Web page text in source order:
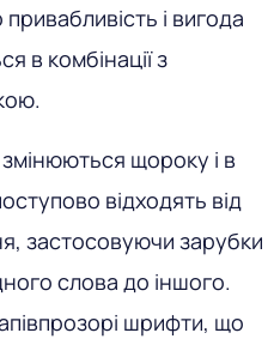
і вигода
в комбінації з
щороку і в
відходять від
застосовуючи зарубки
слова до іншого.
шрифти, що